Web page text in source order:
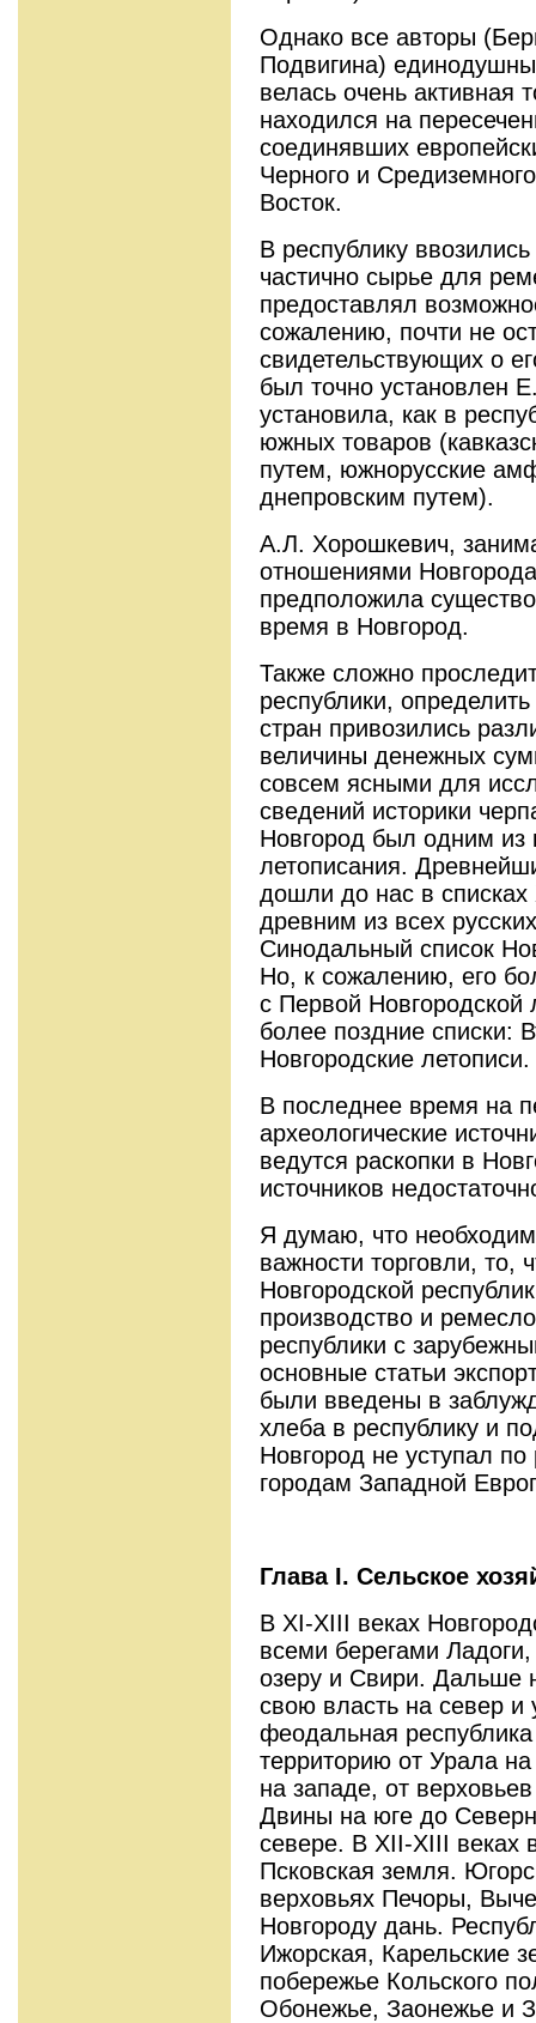
Однако все авторы
Подвигина)
велась очень активная
находился на
соединявших
Черного и
Восток.
В республику
частично сырье для
предоставлял
сожалению, почти не
свидетельствующих о
был точно установлен
установила, как в
южных товаров
путем, южнорусские
днепровским путем).
А.Л. Хорошкевич,
отношениями
предположила
время в Новгород.
Также сложно
республики,
стран привозились
величины денежных
совсем ясными для
сведений историки
Новгород был одним из
летописания.
дошли до нас в
древним из всех
Синодальный список
Но, к сожалению, его
с Первой Новгородской
более поздние списки:
Новгородские летописи.
В последнее время на
археологические
ведутся раскопки в
источников
Я думаю, что
важности торговли, то,
Новгородской
производство и
республики с
основные статьи
были введены в
хлеба в республику и
Новгород не уступал
городам Западной
Глава I. Сельское
В XI-XIII веках
всеми берегами
озеру и Свири. Дальше
свою власть на север и
феодальная
территорию от Урала
на западе, от
Двины на юге до
севере. В XII-XIII веках
Псковская земля.
верховьях Печоры,
Новгороду дань.
Ижорская, Карельские
побережье Кольского
Обонежье, Заонежье и